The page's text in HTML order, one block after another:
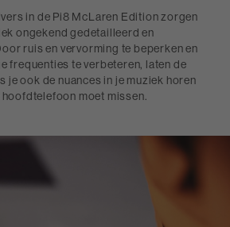
in de Pi8 McLaren Edition zorgen
ongekend gedetailleerd en
ruis en vervorming te beperken en
frequenties te verbeteren, laten de
je ook de nuances in je muziek horen
hoofdtelefoon moet missen.